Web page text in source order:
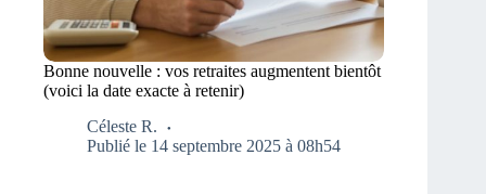
Bonne nouvelle : vos retraites augmentent bientôt
(voici la date exacte à retenir)
Céleste R.
Publié le 14 septembre 2025 à 08h54